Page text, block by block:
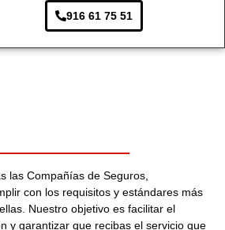
916 61 75 51
las Compañías de Seguros,
con los requisitos y estándares más
Nuestro objetivo es facilitar el
y garantizar que recibas el servicio que